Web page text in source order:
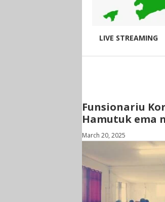
LIVE STREAMING
Funsionariu
Hamutuk ema
March 20, 2025